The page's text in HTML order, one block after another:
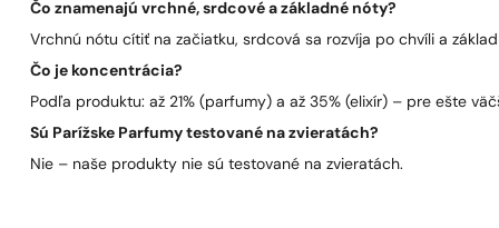
Čo znamenajú vrchné, srdcové a základné nóty?
Vrchnú nótu cítiť na začiatku, srdcová sa rozvíja po chvíli a
Čo je koncentrácia?
Podľa produktu: až 21% (parfumy) a až 35% (elixír) – pre ešte
Sú Parížske Parfumy testované na zvieratách?
Nie – naše produkty nie sú testované na zvieratách.